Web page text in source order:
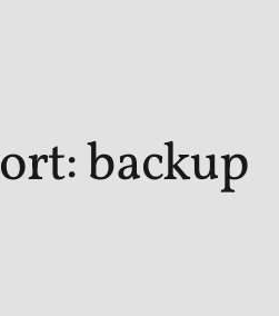
backup